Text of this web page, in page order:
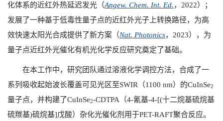
化体系的近红外热延迟发光（Angew. Chem. Int. Ed.， 2022）；
发展了一种基于低毒性量子点的近红外光子上转换路径，为高
效快速太阳光合成提供了新方案（Nat. Photonics，2023），为
量子点近红外光催化有机光化学反应研究奠定了基础。
在本工作中，研究团队通过溶液化学调控方法，合成了一
系列吸收起始波长覆盖可见光区至SWIR （1100 nm）的CuInSe2
量子点，并构建了CuInSe2-CDTPA （4-氰基-4-[(十二烷基硫烷基
硫羰基)硫烷基]戊酸）杂化光催化剂用于PET-RAFT聚合反应。